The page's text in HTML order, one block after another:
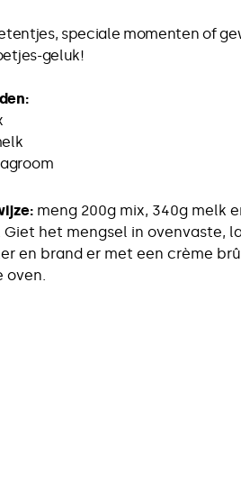
speciale momenten of
geluk!
meng 200g mix, 340g melk
het mengsel in ovenvaste,
en brand er met een crème
oven.